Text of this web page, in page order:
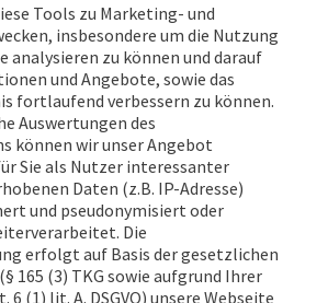
Tools zu Marketing- und
insbesondere um die Nutzung
analysieren zu können und darauf
und Angebote, sowie das
fortlaufend verbessern zu können.
Auswertungen des
können wir unser Angebot
Sie als Nutzer interessanter
Daten (z.B. IP-Adresse)
und pseudonymisiert oder
Die
erfolgt auf Basis der gesetzlichen
165 (3) TKG sowie aufgrund Ihrer
(1) lit. A. DSGVO) unsere Webseite